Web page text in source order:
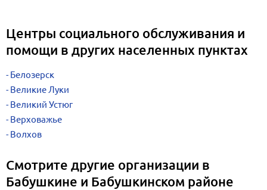
Центры социального обслуживания и
помощи в других населенных пунктах
Белозерск
Великие Луки
Великий Устюг
Верховажье
Волхов
Смотрите другие организации в
Бабушкине и Бабушкинском районе